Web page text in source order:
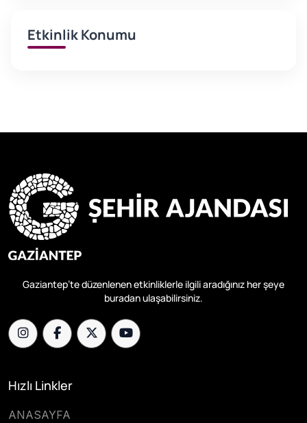
Etkinlik Konumu
Gaziantep’te düzenlenen etkinliklerle ilgili aradığınız her şeye
buradan ulaşabilirsiniz.
Hızlı Linkler
ANASAYFA